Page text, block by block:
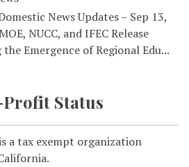
News Updates – Sep 13,
NUCC, and IFEC Release
Emergence of Regional Edu...
Status
a tax exempt organization